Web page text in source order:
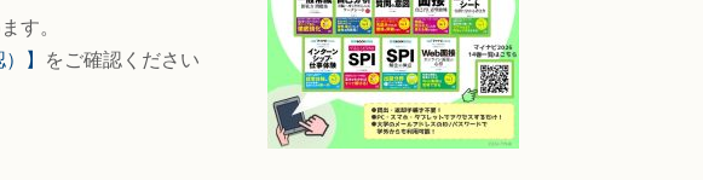
す。
】
をご確認ください